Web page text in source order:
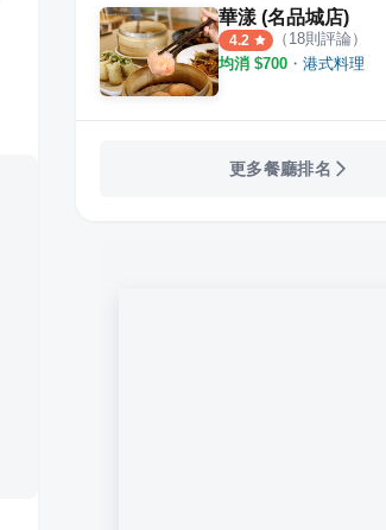
美生茶餐廳
10則評論
美生餐室
4.0 ·
華漾 (名品城店)
4.2 （ 18則評論）
均消 $700 ・ 港式料理
更多餐廳排名